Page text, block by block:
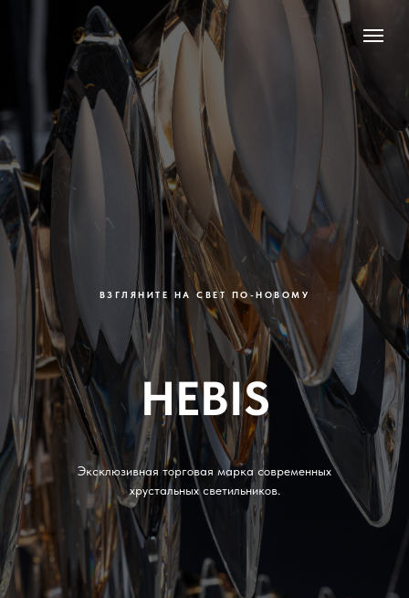
HEBIS
Эксклюзивная торговая марка современных
хрустальных светильников.
ВЗГЛЯНИТЕ НА СВЕТ ПО-НОВОМУ